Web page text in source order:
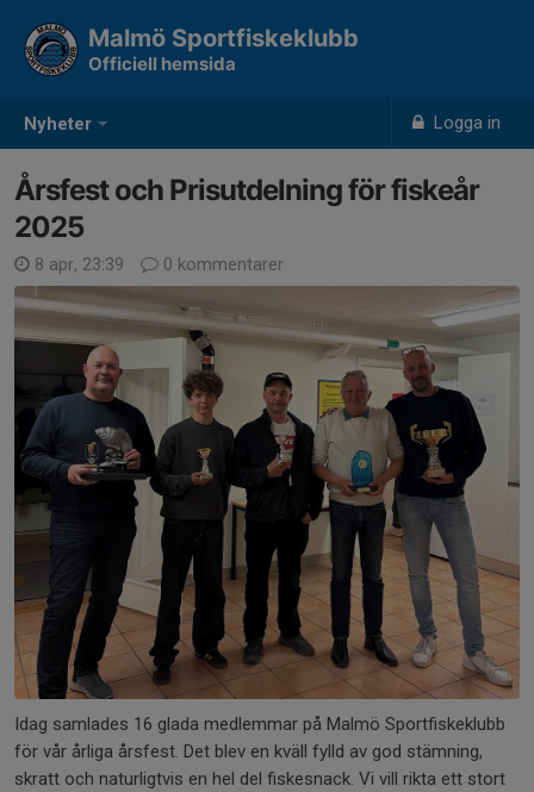
Nyheter Logga in
Malmö Sportfiskeklubb
Officiell hemsida
Årsfest och Prisutdelning för fiskeår
2025
8 apr, 23:39 0 kommentarer
Idag samlades 16 glada medlemmar på Malmö Sportfiskeklubb
för vår årliga årsfest. Det blev en kväll fylld av god stämning,
skratt och naturligtvis en hel del fiskesnack. Vi vill rikta ett stort